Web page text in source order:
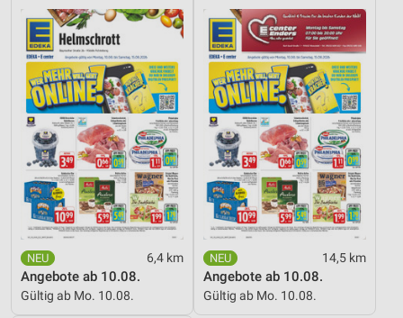
6,4 km
Angebote ab 10.08.
Gültig ab Mo. 10.08.
14,5 km
Angebote ab 10.08.
Gültig ab Mo. 10.08.